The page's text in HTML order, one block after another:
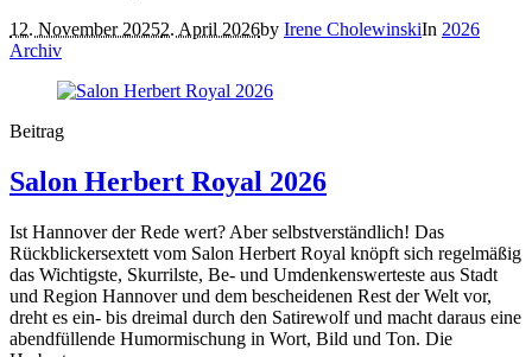
12. November 20252. April 2026by Irene CholewinskiIn 2026
Archiv
Beitrag
Salon Herbert Royal 2026
Ist Hannover der Rede wert? Aber selbstverständlich! Das
Rückblickersextett vom Salon Herbert Royal knöpft sich regelmäßig
das Wichtigste, Skurrilste, Be- und Umdenkenswerteste aus Stadt
und Region Hannover und dem bescheidenen Rest der Welt vor,
dreht es ein- bis dreimal durch den Satirewolf und macht daraus eine
abendfüllende Humormischung in Wort, Bild und Ton. Die